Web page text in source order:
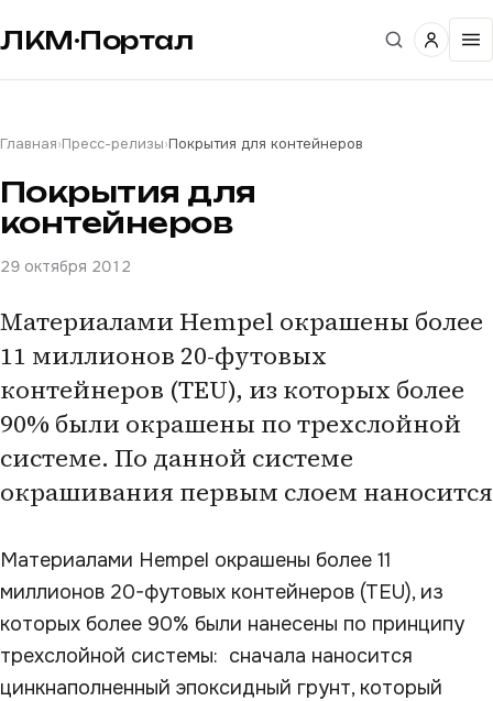
ЛКМ·Портал
Главная›Пресс-релизы›Покрытия для контейнеров
Покрытия для
контейнеров
29 октября 2012
Материалами Hempel окрашены более
11 миллионов 20-футовых
контейнеров (TEU), из которых более
90% были окрашены по трехслойной
системе. По данной системе
окрашивания первым слоем наносится
Материалами Hempel окрашены более 11
миллионов 20-футовых контейнеров (TEU), из
которых более 90% были нанесены по принципу
трехслойной системы: сначала наносится
цинкнаполненный эпоксидный грунт, который